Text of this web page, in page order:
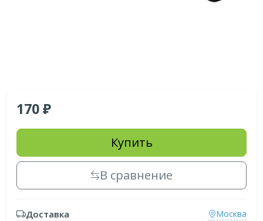
170
Купить
В сравнение
Доставка Москва